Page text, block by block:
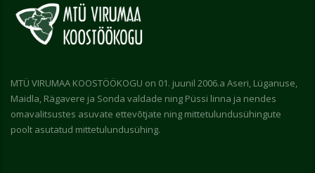
MTÜ VIRUMAA KOOSTÖÖKOGU on 01. juunil 2006.a Aseri, Lüganuse,
Maidla, Rägavere ja Sonda valdade ning Püssi linna ja nendes
omavalitsustes asuvate ettevõtjate ning mittetulundusühingute
poolt asutatud mittetulundusühing.